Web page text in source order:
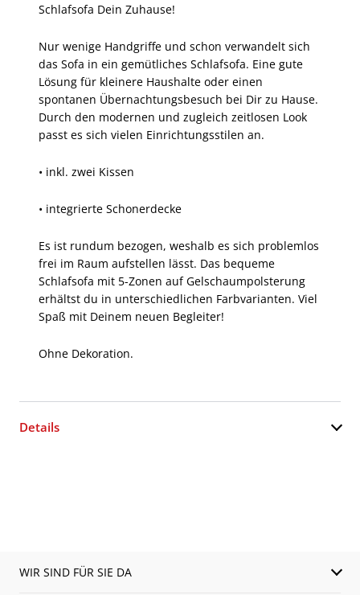
Schlafsofa Dein Zuhause!
Nur wenige Handgriffe und schon verwandelt sich
das Sofa in ein gemütliches Schlafsofa. Eine gute
Lösung für kleinere Haushalte oder einen
spontanen Übernachtungsbesuch bei Dir zu Hause.
Durch den modernen und zugleich zeitlosen Look
passt es sich vielen Einrichtungsstilen an.
• inkl. zwei Kissen
• integrierte Schonerdecke
Es ist rundum bezogen, weshalb es sich problemlos
frei im Raum aufstellen lässt. Das bequeme
Schlafsofa mit 5-Zonen auf Gelschaumpolsterung
erhältst du in unterschiedlichen Farbvarianten. Viel
Spaß mit Deinem neuen Begleiter!
Ohne Dekoration.
Details
WIR SIND FÜR SIE DA